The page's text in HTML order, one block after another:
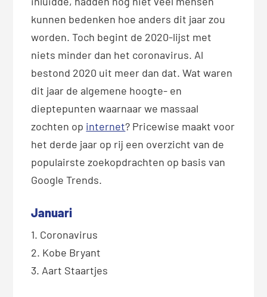
kunnen bedenken hoe anders dit jaar zou
worden. Toch begint de 2020-lijst met
niets minder dan het coronavirus. Al
bestond 2020 uit meer dan dat. Wat waren
dit jaar de algemene hoogte- en
dieptepunten waarnaar we massaal
zochten op internet? Pricewise maakt voor
het derde jaar op rij een overzicht van de
populairste zoekopdrachten op basis van
Google Trends.
Januari
1. Coronavirus
2. Kobe Bryant
3. Aart Staartjes